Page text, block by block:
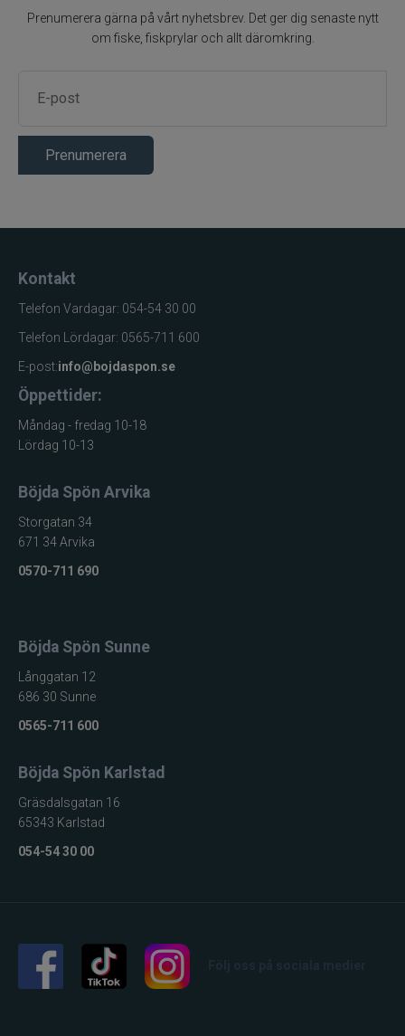
Prenumerera gärna på vårt nyhetsbrev. Det ger dig senaste nytt
om fiske, fiskprylar och allt däromkring.
Prenumerera
Kontakt
Telefon Vardagar: 054-54 30 00
Telefon Lördagar: 0565-711 600
E-post:info@bojdaspon.se
Öppettider:
Måndag - fredag 10-18
Lördag 10-13
Böjda Spön Arvika
Storgatan 34
671 34 Arvika
0570-711 690
Böjda Spön Sunne
Långgatan 12
686 30 Sunne
0565-711 600
Böjda Spön Karlstad
Gräsdalsgatan 16
65343 Karlstad
054-54 30 00